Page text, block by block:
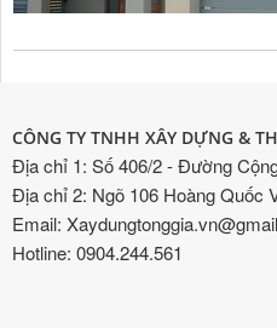
CÔNG TY TNHH XÂY DỰNG &
Địa chỉ 1: Số 406/2 - Đường
Địa chỉ 2: Ngõ 106 Hoàng Quốc
Email:
Hotline: 0904.244.561